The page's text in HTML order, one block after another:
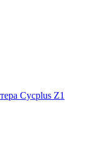
Cycplus Z1